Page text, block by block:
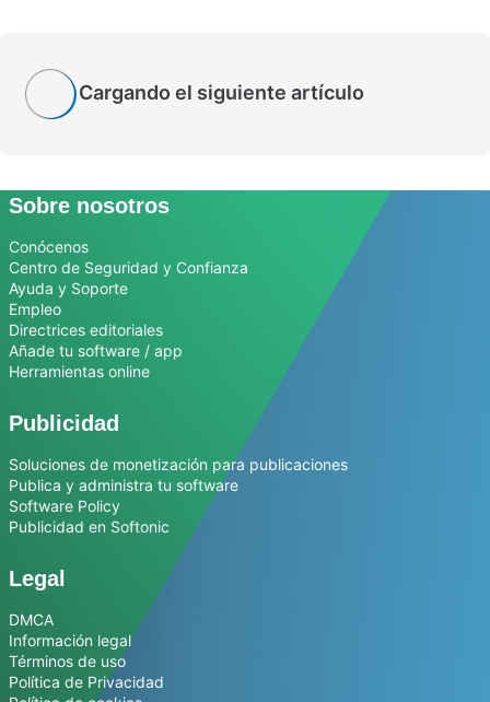
Cargando el siguiente artículo
Sobre nosotros
Conócenos
Centro de Seguridad y Confianza
Ayuda y Soporte
Empleo
Directrices editoriales
Añade tu software / app
Herramientas online
Publicidad
Soluciones de monetización para publicaciones
Publica y administra tu software
Software Policy
Publicidad en Softonic
Legal
DMCA
Información legal
Términos de uso
Política de Privacidad